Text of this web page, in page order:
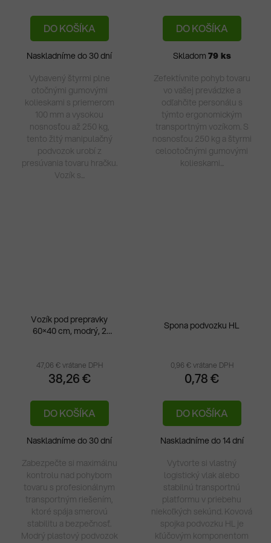
DO KOŠÍKA
Naskladníme do 30 dní
Vybavený štyrmi plne
otočnými gumovými
kolieskami s priemerom
100 mm a vysokou
nosnosťou až 250 kg,
tento žltý manipulačný
podvozok urobí z
presúvania tovaru hračku.
Vozík s...
DO KOŠÍKA
Skladom 79 ks
Zefektívnite pohyb tovaru
vo vašej prevádzke a
odľahčite personálu s
týmto ergonomickým
transportným vozíkom. S
nosnosťou 250 kg a štyrmi
celootočnými gumovými
kolieskami...
Vozík pod prepravky
60×40 cm, modrý, 2
47,06 € vrátane DPH
38,26 €
DO KOŠÍKA
Naskladníme do 30 dní
Zabezpečte si maximálnu
kontrolu nad pohybom
tovaru s profesionálnym
transportným riešením,
ktoré spája smerovú
stabilitu a bezpečnosť.
Modrý plastový podvozok
Spona podvozku HL
0,96 € vrátane DPH
0,78 €
DO KOŠÍKA
Naskladníme do 14 dní
Vytvorte si vlastný
logistický vlak alebo
stabilnú transportnú
platformu v priebehu
niekoľkých sekúnd. Kovová
spojka podvozku HL je
kľúčovým komponentom